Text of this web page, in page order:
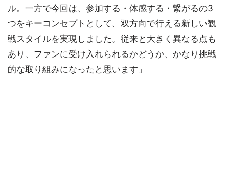
ル。一方で今回は、参加する・体感する・繋がるの3
つをキーコンセプトとして、双方向で行える新しい観
戦スタイルを実現しました。従来と大きく異なる点も
あり、ファンに受け入れられるかどうか、かなり挑戦
的な取り組みになったと思います」